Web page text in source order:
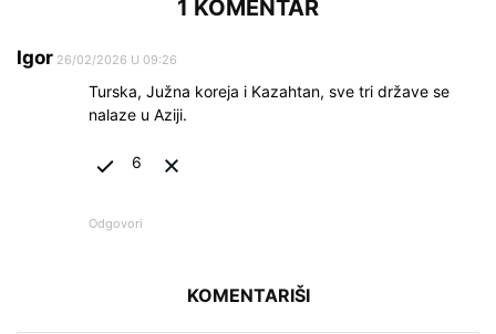
1 KOMENTAR
Igor 26/02/2026 U 09:26
Turska, Južna koreja i Kazahtan, sve tri države se
nalaze u Aziji.
6
Odgovori
KOMENTARIŠI